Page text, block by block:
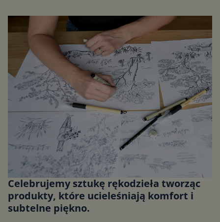
Celebrujemy sztukę rękodzieła tworząc
produkty, które ucieleśniają komfort i
subtelne piękno.